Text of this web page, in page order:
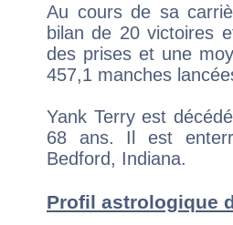
Au cours de sa
bilan de 20 victoires
des prises et une
457,1 manches
Yank Terry est
68 ans. Il est
Bedford, Indiana.
Profil astrologique